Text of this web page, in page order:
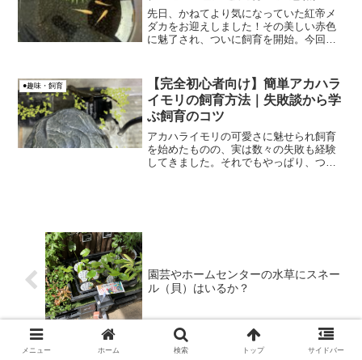
先日、かねてより気になっていた紅帝メ
ダカをお迎えしました！その美しい赤色
に魅了され、ついに飼育を開始。今回
紹介したいと思います。
●趣味・飼育
【完全初心者向け】簡単アカハラ
イモリの飼育方法｜失敗談から学
ぶ飼育のコツ
アカハライモリの可愛さに魅せられ飼育
を始めたものの、実は数々の失敗も経験
してきました。それでもやっぱり、つぶ
園芸やホームセンターの水草にスネー
ル（貝）はいるか？
メニュー ホーム 検索 トップ サイドバー